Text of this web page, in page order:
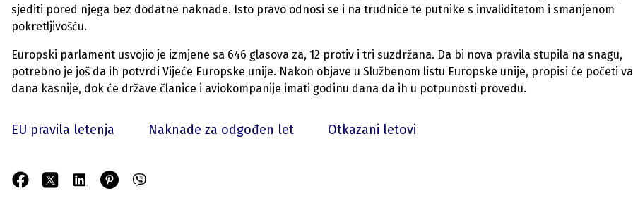
sjediti pored njega bez dodatne naknade. Isto pravo odnosi se i na trudnice te putnike s invaliditetom i smanjenom
pokretljivošću.
Europski parlament usvojio je izmjene sa 646 glasova za, 12 protiv i tri suzdržana. Da bi nova pravila stupila na snagu,
potrebno je još da ih potvrdi Vijeće Europske unije. Nakon objave u Službenom listu Europske unije, propisi će početi
dana kasnije, dok će države članice i aviokompanije imati godinu dana da ih u potpunosti provedu.
EU pravila letenja Naknade za odgođen let Otkazani letovi